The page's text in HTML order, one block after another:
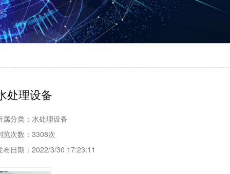
处理设备
属分类： 水处理设备
览次数： 3308次
布日期： 2022/3/30 17:23:11